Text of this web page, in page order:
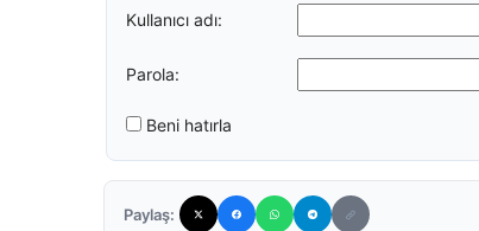
Kullanıcı adı:
Parola:
Beni hatırla
Paylaş: